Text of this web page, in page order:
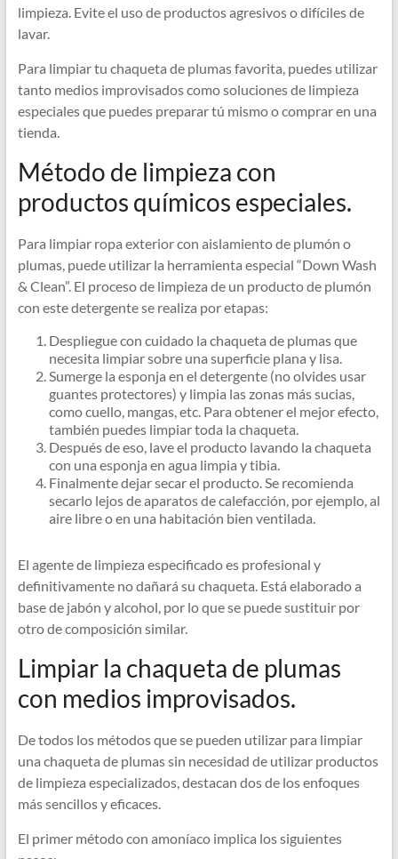
limpieza. Evite el uso de productos agresivos o difíciles de
lavar.
Para limpiar tu chaqueta de plumas favorita, puedes utilizar
tanto medios improvisados ​​como soluciones de limpieza
especiales que puedes preparar tú mismo o comprar en una
tienda.
Método de limpieza con
productos químicos especiales.
Para limpiar ropa exterior con aislamiento de plumón o
plumas, puede utilizar la herramienta especial “Down Wash
& Clean”. El proceso de limpieza de un producto de plumón
con este detergente se realiza por etapas:
Despliegue con cuidado la chaqueta de plumas que
necesita limpiar sobre una superficie plana y lisa.
Sumerge la esponja en el detergente (no olvides usar
guantes protectores) y limpia las zonas más sucias,
como cuello, mangas, etc. Para obtener el mejor efecto,
también puedes limpiar toda la chaqueta.
Después de eso, lave el producto lavando la chaqueta
con una esponja en agua limpia y tibia.
Finalmente dejar secar el producto. Se recomienda
secarlo lejos de aparatos de calefacción, por ejemplo, al
aire libre o en una habitación bien ventilada.
El agente de limpieza especificado es profesional y
definitivamente no dañará su chaqueta. Está elaborado a
base de jabón y alcohol, por lo que se puede sustituir por
otro de composición similar.
Limpiar la chaqueta de plumas
con medios improvisados.
De todos los métodos que se pueden utilizar para limpiar
una chaqueta de plumas sin necesidad de utilizar productos
de limpieza especializados, destacan dos de los enfoques
más sencillos y eficaces.
El primer método con amoníaco implica los siguientes